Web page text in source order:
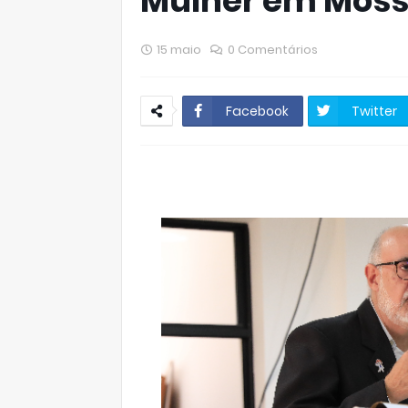
15 maio 0 Comentários
Facebook Twitter